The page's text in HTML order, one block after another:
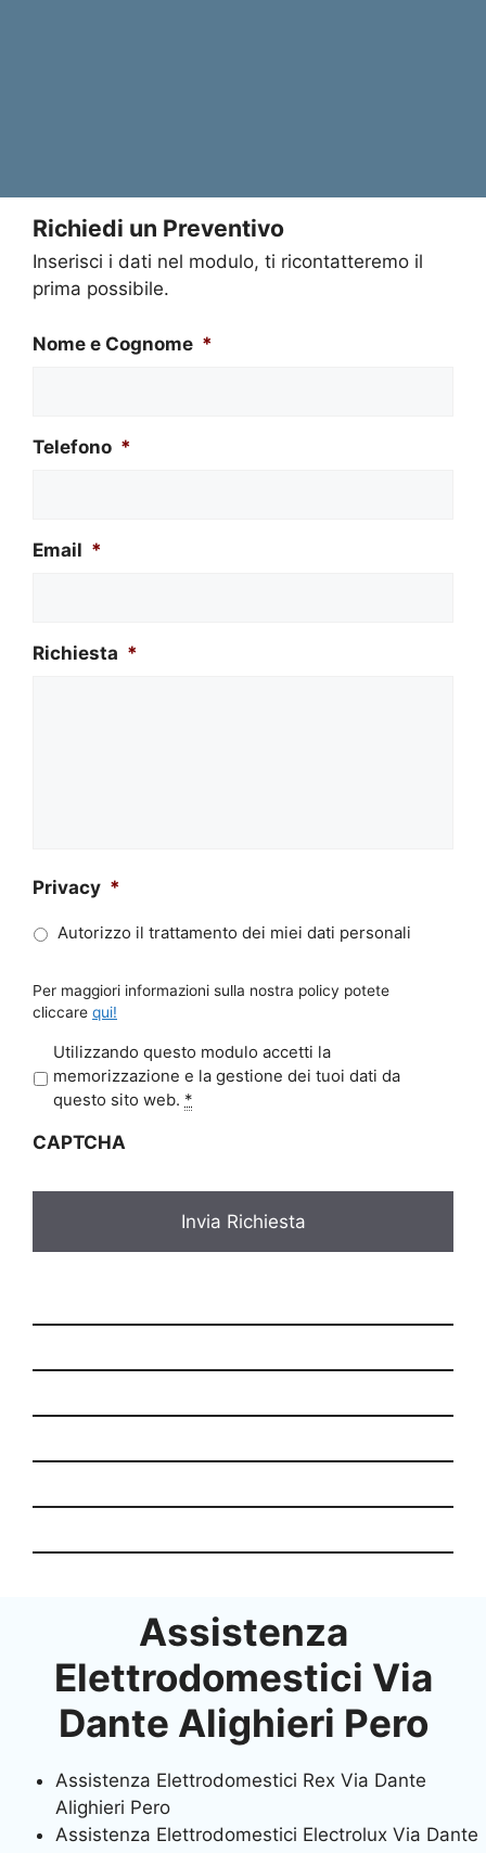
Richiedi un Preventivo
Inserisci i dati nel modulo, ti ricontatteremo il
prima possibile.
Nome e Cognome *
Telefono *
Email *
Richiesta *
Privacy *
Autorizzo il trattamento dei miei dati personali
Per maggiori informazioni sulla nostra policy potete
cliccare qui!
r
a
y
Utilizzando questo modulo accetti la
memorizzazione e la gestione dei tuoi dati da
questo sito web. *
CAPTCHA
Assistenza
Elettrodomestici Via
Dante Alighieri Pero
Assistenza Elettrodomestici Rex Via Dante
Alighieri Pero
Assistenza Elettrodomestici Electrolux Via Dante